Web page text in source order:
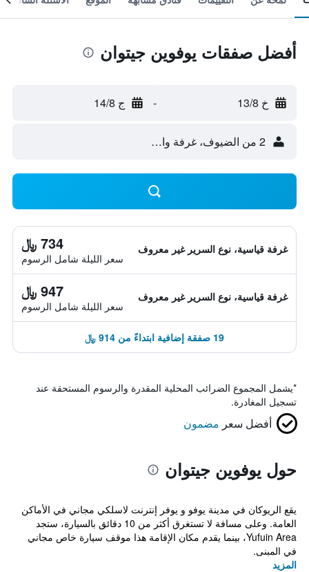
أفضل صفقات يوفوين جيتوان
خ 13/8 - ج 14/8
2 من الضيوف، غرفة واحدة
غرفة قياسية، نوع السرير غير معروف 734 ﷼
سعر الليلة شامل الرسوم
غرفة قياسية، نوع السرير غير معروف 947 ﷼
سعر الليلة شامل الرسوم
19 صفقة إضافية ابتداءً من 914 ﷼
*يشمل المجموع الضرائب المحلية المقدرة والرسوم المستحقة عند
تسجيل المغادرة.
أفضل سعر مضمون
حول يوفوين جيتوان
يقع الريوكان في مدينة يوفو و يوفر إنترنت لاسلكي مجاني في الأماكن
العامة. وعلى مسافة لا تستغرق أكثر من 10 دقائق بالسيارة، ستجد
Yufuin Area، بينما يقدم مكان الإقامة هذا موقف سيارة خاص مجاني
في المبنى.
المزيد